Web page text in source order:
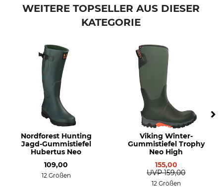
Modellbezeichnung
Wanderung
Drückjagd
Eigenschaften
gefüttert
Damen
Herren
Jahreszeit
Wasserdichtigkeit
Schuhgröße (EU)
WEITERE TOPSELLER AUS DIESER
KATEGORIE
Nordforest Hunting
Jagd-Gummistiefel
Hubertus Neo
109,00
12 Größen
Viking Winter-
Gummistiefel Trophy
Neo High
155,00
UVP 159,00
12 Größen